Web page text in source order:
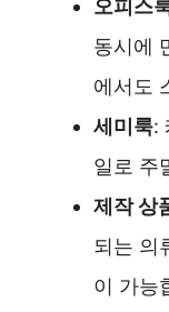
오피스
동시에
에서도
세미룩:
일로 주
제작 상
되는 의
이 가능